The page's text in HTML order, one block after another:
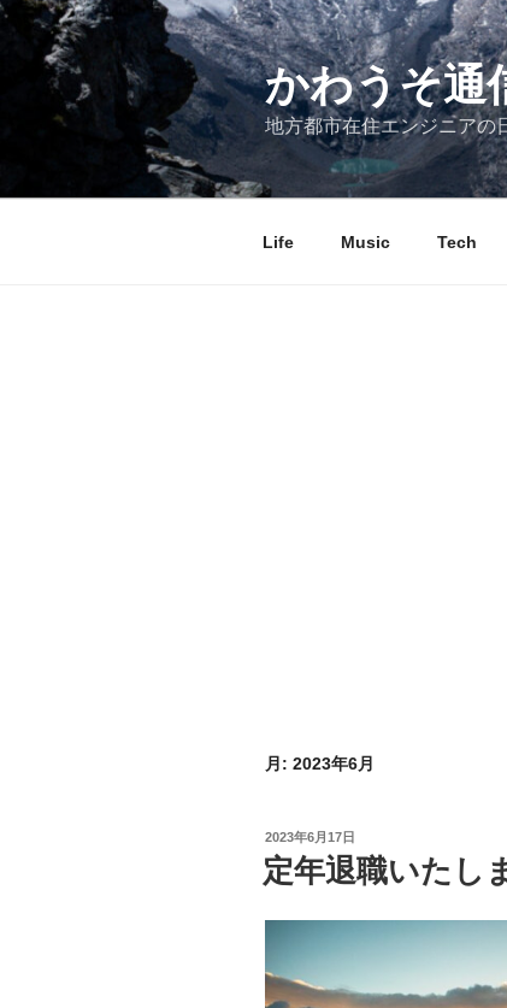
コ
かわうそ通
地方都市在住エンジニアの
Life Music Tech
月: 2023年6月
投
稿
日:
2023年6月17日
定年退職いたし